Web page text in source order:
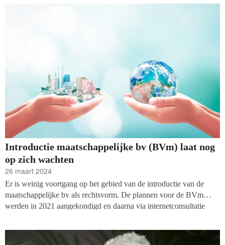
Introductie maatschappelijke bv (BVm) laat nog
op zich wachten
26 maart 2024
Er is weinig voortgang op het gebied van de introductie van de
maatschappelijke bv als rechtsvorm. De plannen voor de BVm
werden in 2021 aangekondigd en daarna via internetconsultatie
Kamervragen van de ChristenUnie deze maand antwoordde
minister Adriaansens van Economische Zaken (EZK) dat er nog